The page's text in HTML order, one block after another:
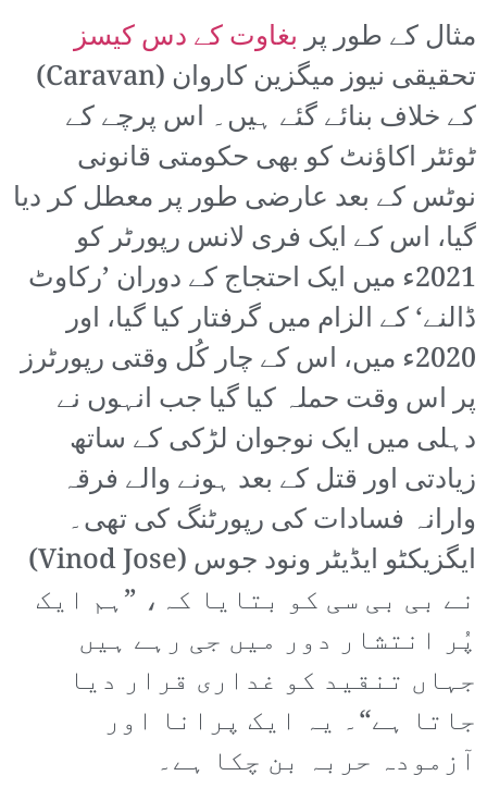
مثال کے طور پربغاوت کے دس کیسز
تحقیقی نیوز میگزین کاروان (Caravan)
کے خلاف بنائے گئے ہیں۔ اس پرچے کے
ٹوئٹر اکاؤنٹ کو بھی حکومتی قانونی
نوٹس کے بعد عارضی طور پر معطل کر دیا
گیا، اس کے ایک فری لانس رپورٹر کو
2021ء میں ایک احتجاج کے دوران ’رکاوٹ
ڈالنے‘ کے الزام میں گرفتار کیا گیا، اور
2020ء میں، اس کے چار کُل وقتی رپورٹرز
پر اس وقت حملہ کیا گیا جب انہوں نے
دہلی میں ایک نوجوان لڑکی کے ساتھ
زیادتی اور قتل کے بعد ہونے والے فرقہ
وارانہ فسادات کی رپورٹنگ کی تھی۔
ایگزیکٹو ایڈیٹر ونود جوس (Vinod Jose)
نے بی بی سی کو بتایا کہ، ”ہم ایک
پُر انتشار دور میں جی رہے ہیں
جہاں تنقید کو غداری قرار دیا
جاتا ہے“۔ یہ ایک پرانا اور
آزمودہ حربہ بن چکا ہے۔